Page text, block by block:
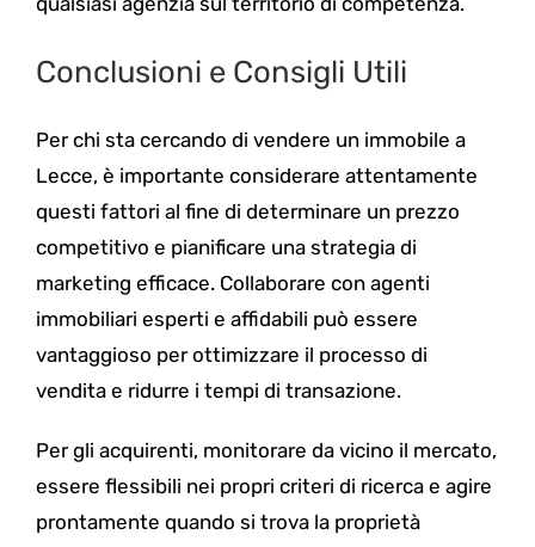
Conclusioni e Consigli Utili
Per chi sta cercando di vendere un immobile a
Lecce, è importante considerare attentamente
questi fattori al fine di determinare un prezzo
competitivo e pianificare una strategia di
marketing efficace. Collaborare con agenti
immobiliari esperti e affidabili può essere
vantaggioso per ottimizzare il processo di
vendita e ridurre i tempi di transazione.
Per gli acquirenti, monitorare da vicino il mercato,
essere flessibili nei propri criteri di ricerca e agire
prontamente quando si trova la proprietà